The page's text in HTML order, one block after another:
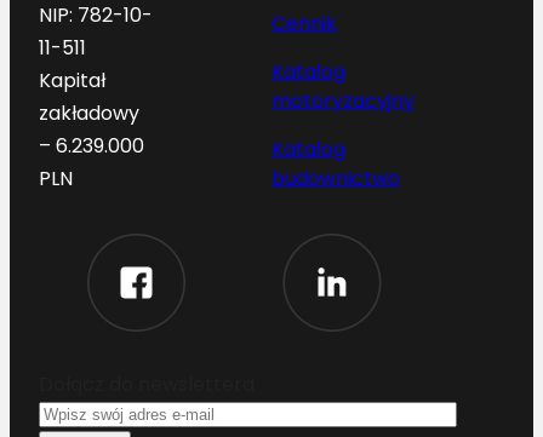
NIP: 782-10-
11-511
Kapitał
zakładowy
– 6.239.000
PLN
Cennik
Katalog
motoryzacyjny
Katalog
budownictwo